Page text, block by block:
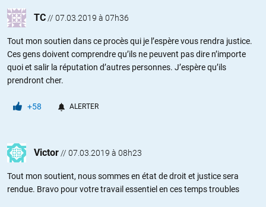
TC // 07.03.2019 à 07h36
Tout mon soutien dans ce procès qui je l’espère vous rendra justice.
Ces gens doivent comprendre qu’ils ne peuvent pas dire n’importe
quoi et salir la réputation d’autres personnes. J’espère qu’ils
prendront cher.
+58 ALERTER
Victor // 07.03.2019 à 08h23
Tout mon soutient, nous sommes en état de droit et justice sera
rendue. Bravo pour votre travail essentiel en ces temps troubles